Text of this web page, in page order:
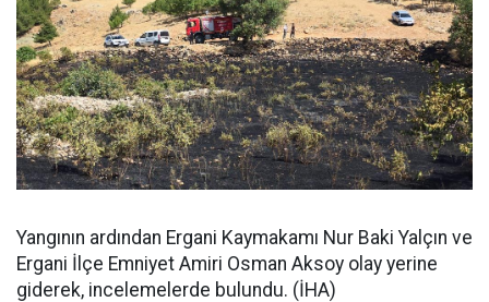
Yangının ardından Ergani Kaymakamı Nur Baki Yalçın ve
Ergani İlçe Emniyet Amiri Osman Aksoy olay yerine
giderek, incelemelerde bulundu. (İHA)